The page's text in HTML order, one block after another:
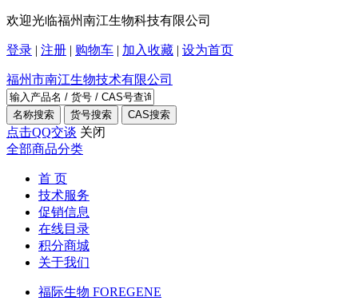
欢迎光临福州南江生物科技有限公司
登录 | 注册 | 购物车 | 加入收藏 | 设为首页
福州市南江生物技术有限公司
点击QQ交谈 关闭
全部商品分类
首 页
技术服务
促销信息
在线目录
积分商城
关于我们
福际生物 FOREGENE